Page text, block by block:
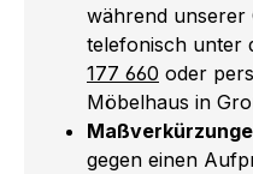
während unserer
telefonisch unter
177 660 oder
Möbelhaus in
gegen einen